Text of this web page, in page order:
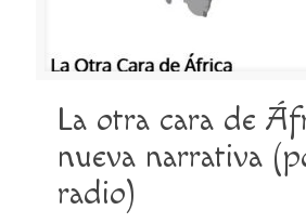
La otra cara de
nueva narrativa
radio)